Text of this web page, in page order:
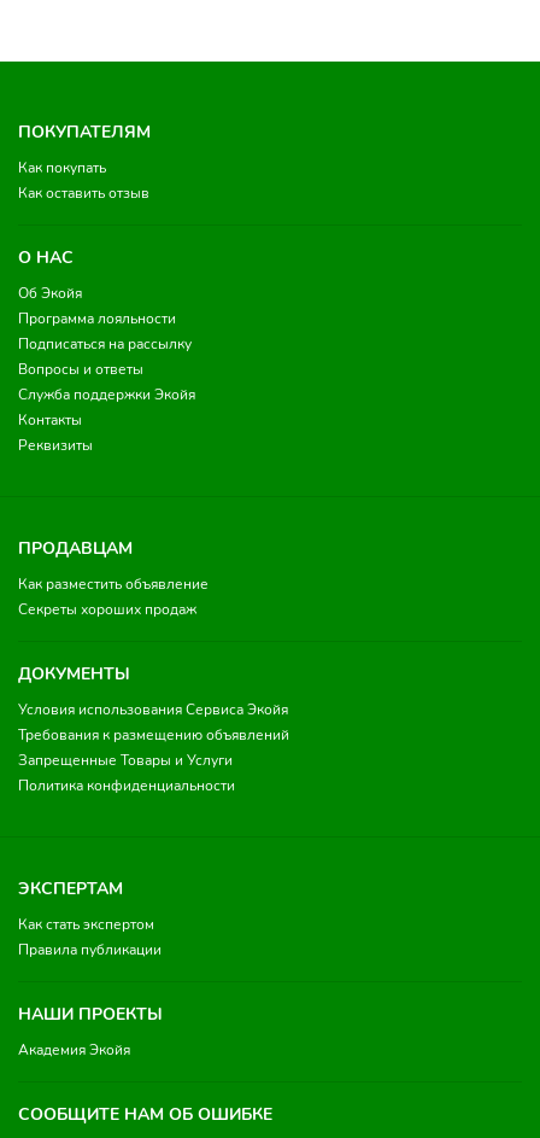
ПОКУПАТЕЛЯМ
Как покупать
Как оставить отзыв
О НАС
Об Экойя
Программа лояльности
Подписаться на рассылку
Вопросы и ответы
Служба поддержки Экойя
Контакты
Реквизиты
ПРОДАВЦАМ
Как разместить объявление
Секреты хороших продаж
ДОКУМЕНТЫ
Условия использования Сервиса Экойя
Требования к размещению объявлений
Запрещенные Товары и Услуги
Политика конфиденциальности
ЭКСПЕРТАМ
Как стать экспертом
Правила публикации
НАШИ ПРОЕКТЫ
Академия Экойя
СООБЩИТЕ НАМ ОБ ОШИБКЕ